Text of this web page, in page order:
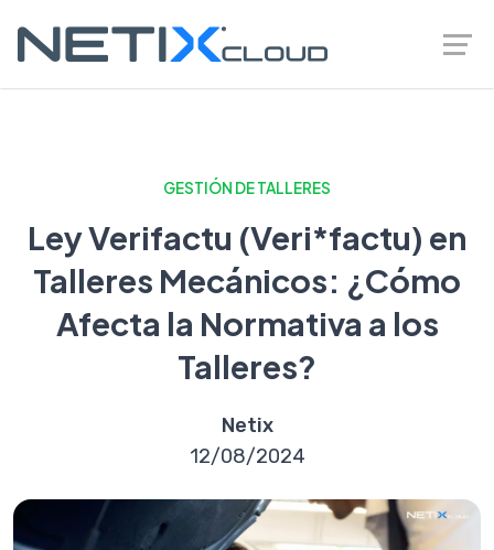
GESTIÓN DE TALLERES
Ley Verifactu (Veri*factu) en
Talleres Mecánicos: ¿Cómo
Afecta la Normativa a los
Talleres?
Netix
12/08/2024